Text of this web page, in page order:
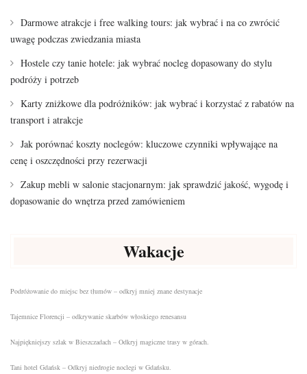
Darmowe atrakcje i free walking tours: jak wybrać i na co zwrócić
uwagę podczas zwiedzania miasta
Hostele czy tanie hotele: jak wybrać nocleg dopasowany do stylu
podróży i potrzeb
Karty zniżkowe dla podróżników: jak wybrać i korzystać z rabatów na
transport i atrakcje
Jak porównać koszty noclegów: kluczowe czynniki wpływające na
cenę i oszczędności przy rezerwacji
Zakup mebli w salonie stacjonarnym: jak sprawdzić jakość, wygodę i
dopasowanie do wnętrza przed zamówieniem
Wakacje
Podróżowanie do miejsc bez tłumów – odkryj mniej znane destynacje
Tajemnice Florencji – odkrywanie skarbów włoskiego renesansu
Najpiękniejszy szlak w Bieszczadach – Odkryj magiczne trasy w górach.
Tani hotel Gdańsk – Odkryj niedrogie noclegi w Gdańsku.